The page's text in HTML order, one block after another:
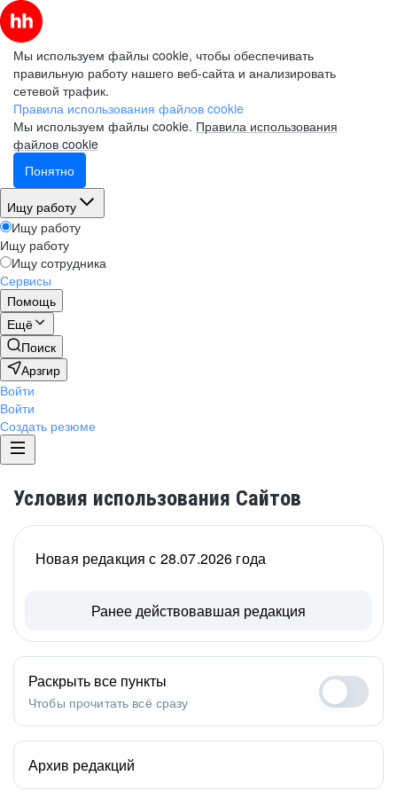
Мы используем файлы cookie, чтобы обеспечивать
правильную работу нашего веб-сайта и анализировать
сетевой трафик.
Правила использования файлов cookie
Мы используем файлы cookie. Правила использования
файлов cookie
Понятно
Ищу работу
Ищу работу
Ищу работу
Ищу сотрудника
Сервисы
Помощь
Ещё
Поиск
Арзгир
Войти
Войти
Создать резюме
Условия использования Сайтов
Новая редакция с 28.07.2026 года
Ранее действовавшая редакция
Раскрыть все пункты
Чтобы прочитать всё сразу
Архив редакций